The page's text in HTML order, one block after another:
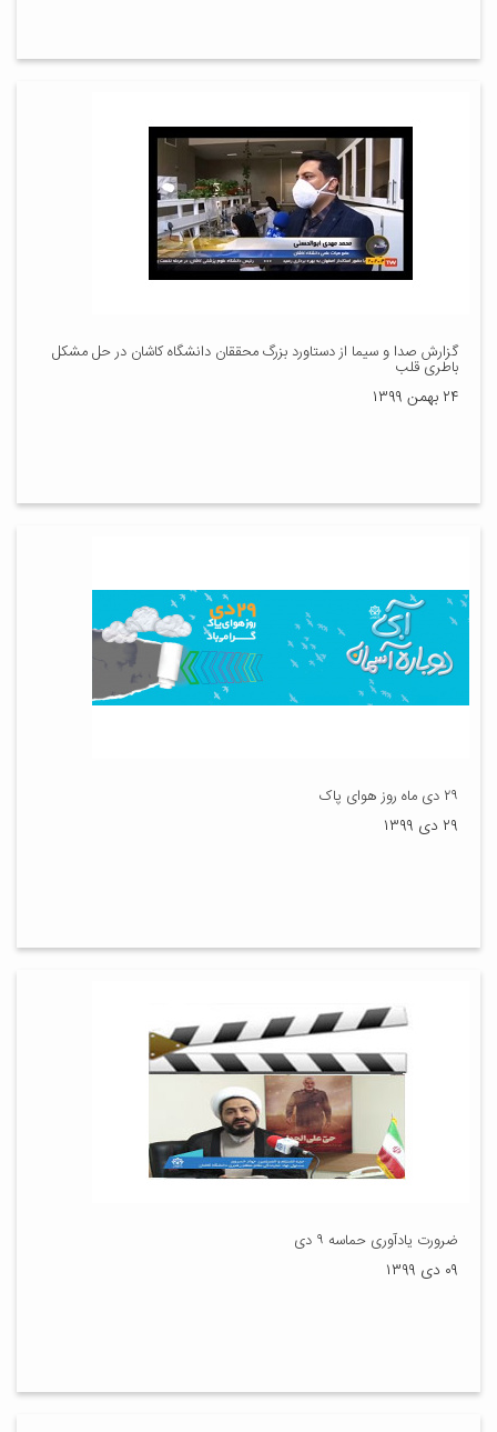
گزارش صدا و سیما از دستاورد بزرگ محققان دانشگاه کاشان در حل مشکل
باطری قلب
۲۴ بهمن ۱۳۹۹
۲۹ دی ماه روز هوای پاک
۲۹ دی ۱۳۹۹
ضرورت یادآوری حماسه ۹ دی
۰۹ دی ۱۳۹۹